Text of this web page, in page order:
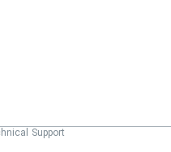
Support